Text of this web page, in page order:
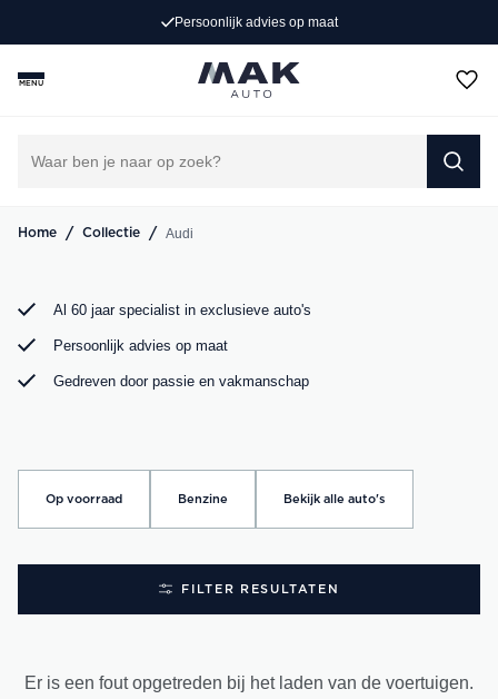
Persoonlijk advies op maat
MENU
Home / Collectie / Audi
Op zoek naar een exclusieve Audi occasion? Bij MAK
Auto vind je een zorgvuldig geselecteerd aanbod, van de
sportieve Audi A3 tot de krachtige Audi RS6. Bekijk ons
Al 60 jaar specialist in exclusieve auto's
Persoonlijk advies op maat
Gedreven door passie en vakmanschap
Op voorraad Benzine Bekijk alle auto's
FILTER RESULTATEN
Er is een fout opgetreden bij het laden van de voertuigen.